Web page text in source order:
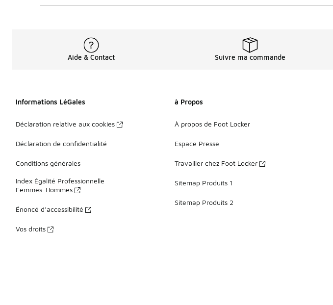
Aide & Contact Suivre ma commande
Informations LéGales
Déclaration relative aux cookies
Déclaration de confidentialité
Conditions générales
Index Égalité Professionnelle
Femmes-Hommes
Énoncé d’accessibilité
Vos droits
à Propos
À propos de Foot Locker
Espace Presse
Travailler chez Foot Locker
Sitemap Produits 1
Sitemap Produits 2